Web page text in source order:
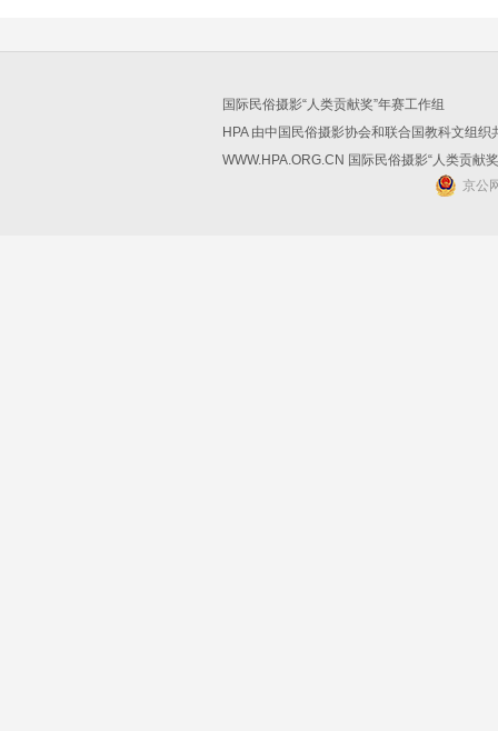
国际民俗摄影“人类贡献奖”年赛工作组
HPA 由中国民俗摄影协会和联合国教科文组
WWW.HPA.ORG.CN 国际民俗摄影“人类贡献
京公